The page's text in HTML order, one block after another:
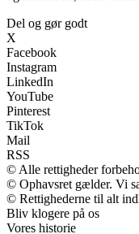
Del og gør godt
X
Facebook
Instagram
LinkedIn
YouTube
Pinterest
TikTok
Mail
RSS
© Alle rettigheder
© Ophavsret gælder. Vi
© Rettighederne til alt
Bliv klogere på os
Vores historie